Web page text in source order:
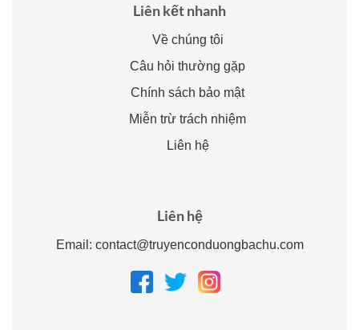
Liên kết nhanh
Về chúng tôi
Câu hỏi thường gặp
Chính sách bảo mật
Miễn trừ trách nhiệm
Liên hệ
Liên hệ
Email: contact@truyenconduongbachu.com